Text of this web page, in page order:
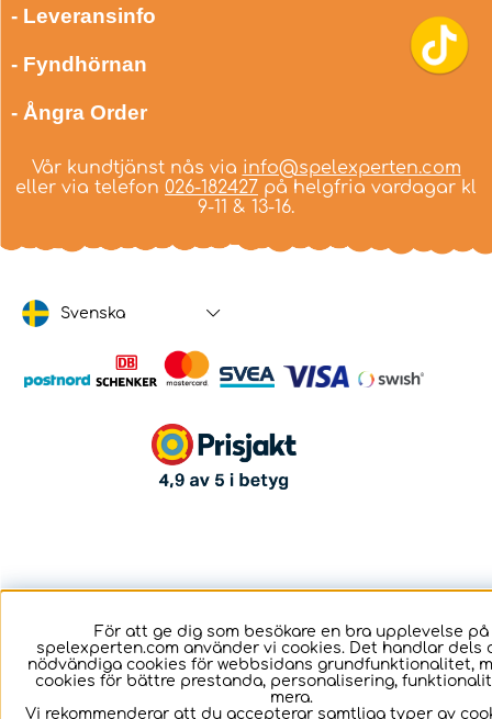
- Leveransinfo
- Fyndhörnan
- Ångra Order
Vår kundtjänst nås via info@spelexperten.com
eller via telefon 026-182427 på helgfria vardagar kl
9-11 & 13-16.
Svenska
För att ge dig som besökare en bra upplevelse på
spelexperten.com använder vi cookies. Det handlar dels
nödvändiga cookies för webbsidans grundfunktionalitet,
cookies för bättre prestanda, personalisering,
mera.
Vi rekommenderar att du accepterar samtliga typer av